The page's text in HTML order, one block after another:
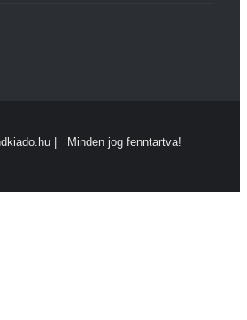
| Minden jog fenntartva!